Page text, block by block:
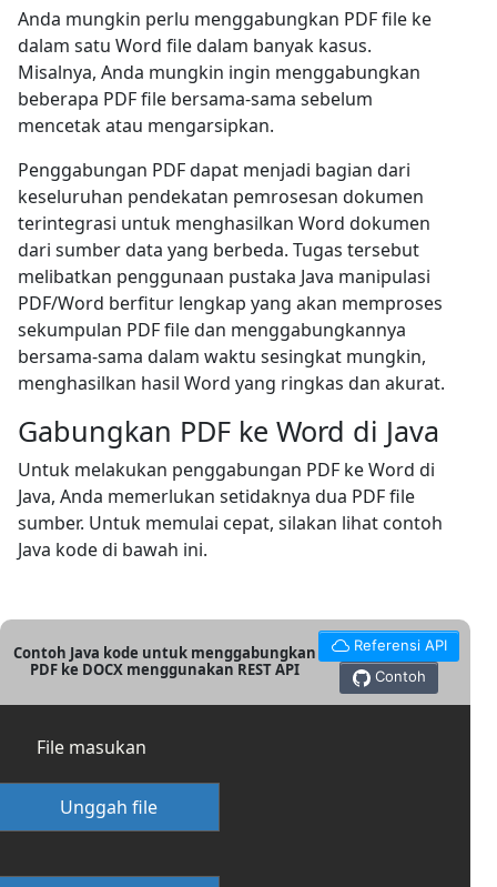
Anda mungkin perlu menggabungkan PDF file ke
dalam satu Word file dalam banyak kasus.
Misalnya, Anda mungkin ingin menggabungkan
beberapa PDF file bersama-sama sebelum
mencetak atau mengarsipkan.
Penggabungan PDF dapat menjadi bagian dari
keseluruhan pendekatan pemrosesan dokumen
terintegrasi untuk menghasilkan Word dokumen
dari sumber data yang berbeda. Tugas tersebut
melibatkan penggunaan pustaka Java manipulasi
PDF/Word berfitur lengkap yang akan memproses
sekumpulan PDF file dan menggabungkannya
bersama-sama dalam waktu sesingkat mungkin,
menghasilkan hasil Word yang ringkas dan akurat.
Gabungkan PDF ke Word di Java
Untuk melakukan penggabungan PDF ke Word di
Java, Anda memerlukan setidaknya dua PDF file
sumber. Untuk memulai cepat, silakan lihat contoh
Java kode di bawah ini.
Contoh Java kode untuk menggabungkan
PDF ke DOCX menggunakan REST API
Referensi API
Contoh
File masukan
Unggah file